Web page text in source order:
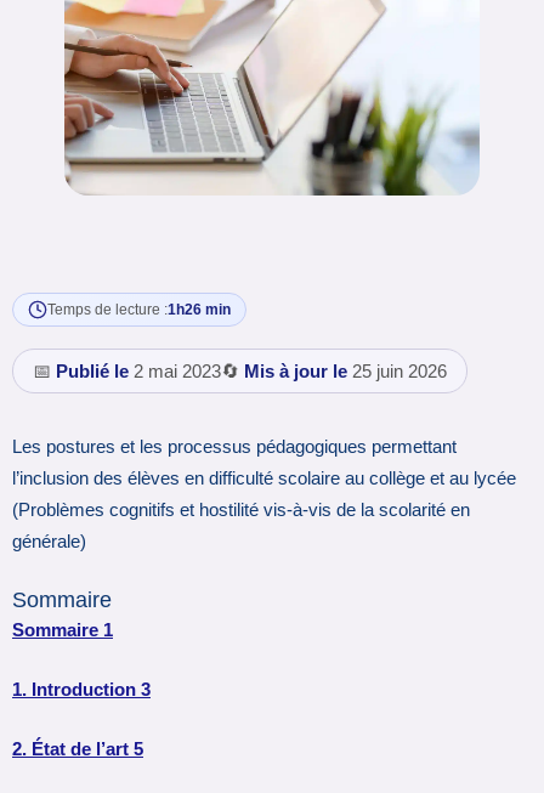
Temps de lecture :1h26 min
📅 Publié le 2 mai 2023🔄 Mis à jour le 25 juin 2026
Les postures et les processus pédagogiques permettant
l’inclusion des élèves en difficulté scolaire au collège et au lycée
(Problèmes cognitifs et hostilité vis-à-vis de la scolarité en
générale)
Sommaire
Sommaire 1
1. Introduction 3
2. État de l’art 5